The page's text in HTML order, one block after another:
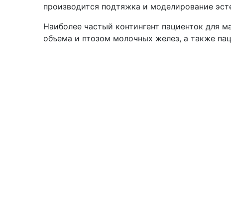
производится подтяжка и моделирование
Наиболее частый контингент пациенток для
объема и птозом молочных желез, а также